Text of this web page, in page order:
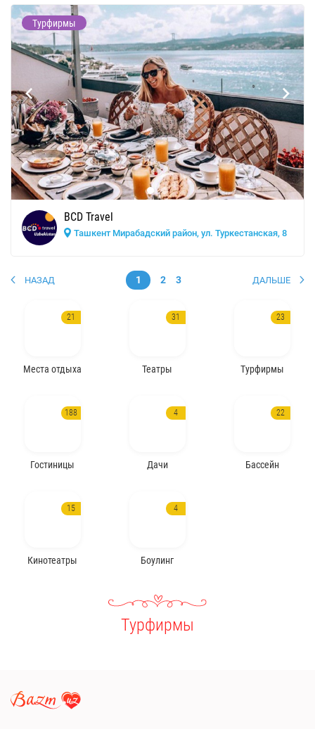
Турфирмы
BCD Travel
Ташкент Мирабадский район, ул. Туркестанская, 8
НАЗАД 1 2 3 ДАЛЬШЕ
21
Места отдыха
31
Театры
23
Турфирмы
188
Гостиницы
4
Дачи
22
Бассейн
15
Кинотеатры
4
Боулинг
Турфирмы